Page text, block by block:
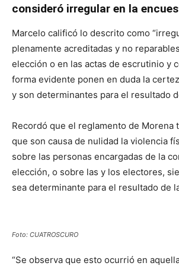
consideró irregular en la
Marcelo calificó lo descrito como
plenamente acreditadas y no
elección o en las actas de escrutinio y
forma evidente ponen en duda la
y son determinantes para el resultado
Recordó que el reglamento de Morena
que son causa de nulidad la violencia
sobre las personas encargadas de la
elección, o sobre las y los electores,
sea determinante para el resultado de
Foto: CUATROSCURO
“Se observa que esto ocurrió en